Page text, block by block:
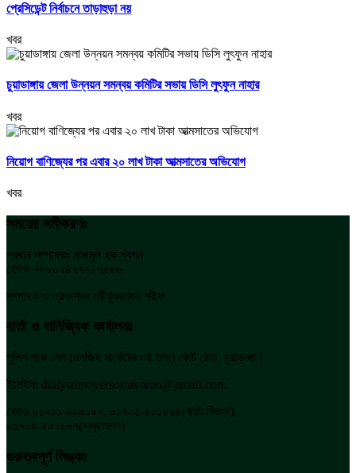
প্রেসিডেন্ট নির্বাচনে তাড়াহুড়া নয়
খবর
চুয়াডাঙ্গায় জেলা উন্নয়ন সমন্বয় কমিটির সভায় ডিসি লুৎফুন নাহার
খবর
নিয়োগ বাণিজ্যের পর এবার ২০ লাখ টাকা আত্মসাতের অভিযোগ
খবর
সময়ের সমীকরণঃ
প্রধান সম্পাদকঃ নাজমুল হক স্বপন
ফোনঃ +৮৮০২৪৭৭৭৮৭৫৫৬
সম্পাদক ও প্রকাশকঃ শরীফুজ্জামান শরীফ
বার্তা ও বানিজ্যিক কার্যালয়ঃ
পুলিশ পার্ক লেন (মসজিদ মার্কেটের ৩য় তলা) কোর্ট রোড, চুয়াডাঙ্গা।
ইমেইলঃ dailysomoyersomikoron@gmail.com
ফোনঃ ০১৭১১-৯০৯১৯৭, ০১৭০৫-৪০১৪৬৪(বার্তা-বিভাগ),
০১৭০৫-৪০১৪৬৭(সার্কুলেশন)
গুরুত্বপূর্ণ লিঙ্কঃ